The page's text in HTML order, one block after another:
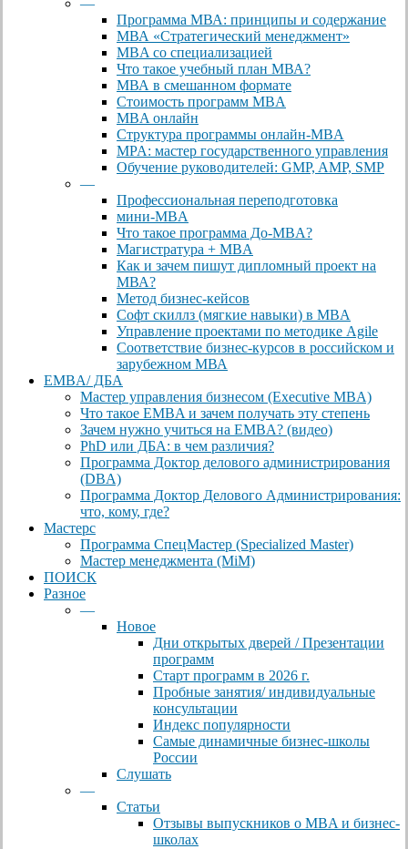
Программа МВА: принципы и содержание
МВА «Cтратегический менеджмент»
MBA со специализацией
Что такое учебный план МВА?
МВА в смешанном формате
Стоимость программ MBA
MBA онлайн
Cтруктура программы онлайн-MBA
MPA: мастер государственного управления
Обучение руководителей: GMP, AMP, SMP
—
Профессиональная переподготовка
мини-MBA
Что такое программа До-MBA?
Магистратура + MBA
Как и зачем пишут дипломный проект на
МВА?
Метод бизнес-кейсов
Софт скиллз (мягкие навыки) в MBA
Управление проектами по методике Agile
Соответствие бизнес-курсов в российском и
зарубежном МВА
EMBA/ ДБA
Мастер управления бизнесом (Executive MBA)
Что такое EMBA и зачем получать эту степень
Зачем нужно учиться на EMBA? (видео)
PhD или ДБА: в чем различия?
Программа Доктор делового администрирования
(DBА)
Программа Доктор Делового Администрирования:
что, кому, где?
Мастерс
Программа СпецМастер (Specialized Master)
Мастер менеджмента (MiM)
ПОИСК
Разное
—
Новое
Дни открытых дверей / Презентации
программ
Старт программ в 2026 г.
Пробные занятия/ индивидуальные
консультации
Индекс популярности
Самые динамичные бизнес-школы
России
Слушать
—
Статьи
Отзывы выпускников о MBA и бизнес-
школах